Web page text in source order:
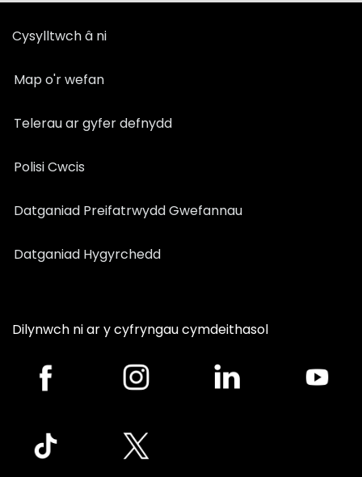
Cysylltwch â ni
Map o'r wefan
Telerau ar gyfer defnydd
Polisi Cwcis
Datganiad Preifatrwydd Gwefannau
Datganiad Hygyrchedd
Dilynwch ni ar y cyfryngau cymdeithasol